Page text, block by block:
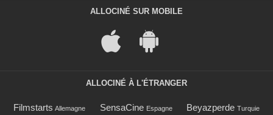
ALLOCINÉ SUR MOBILE
ALLOCINÉ À L'ÉTRANGER
Filmstarts Allemagne SensaCine Espagne Beyazperde Turquie